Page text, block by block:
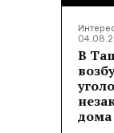
В
дома